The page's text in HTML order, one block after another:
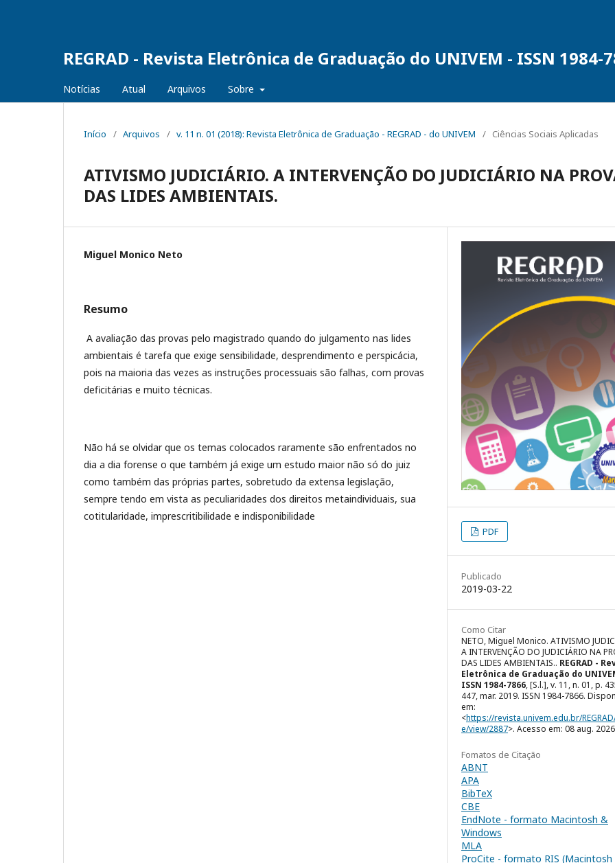
REGRAD - Revista Eletrônica de Graduação do UNIVEM - ISSN 1984-
Notícias Atual Arquivos Sobre
Início / Arquivos / v. 11 n. 01 (2018): Revista Eletrônica de Graduação - REGRAD - do UNIVEM / Ciências Sociais Aplicadas
ATIVISMO JUDICIÁRIO. A INTERVENÇÃO DO JUDICIÁRIO NA
DAS LIDES AMBIENTAIS.
Miguel Monico Neto
Resumo
A avaliação das provas pelo magistrado quando do julgamento nas lides
ambientais é tarefa que exige sensibilidade, desprendimento e perspicácia,
pois na maioria das vezes as instruções processuais são falhas, com provas
deficitárias e muito técnicas.
Não há se olvidar que os temas colocados raramente são enfrentados no
dia a dia forense o que também já exige um estudo maior não só do juiz
como também das próprias partes, sobretudo da extensa legislação,
sempre tendo em vista as peculiaridades dos direitos metaindividuais, sua
cotitularidade, imprescritibilidade e indisponibilidade
PDF
Publicado
2019-03-22
Como Citar
NETO, Miguel Monico. ATIVISMO
A INTERVENÇÃO DO JUDICIÁRIO NA
DAS LIDES AMBIENTAIS.. REGRAD -
Eletrônica de Graduação do
ISSN 1984-7866, [S.l.], v. 11, n. 01, p.
447, mar. 2019. ISSN 1984-7866.
em:
<https://revista.univem.edu.br/
e/view/2887>. Acesso em: 08 aug.
Fomatos de Citação
ABNT
APA
BibTeX
CBE
EndNote - formato Macintosh &
Windows
MLA
ProCite - formato RIS